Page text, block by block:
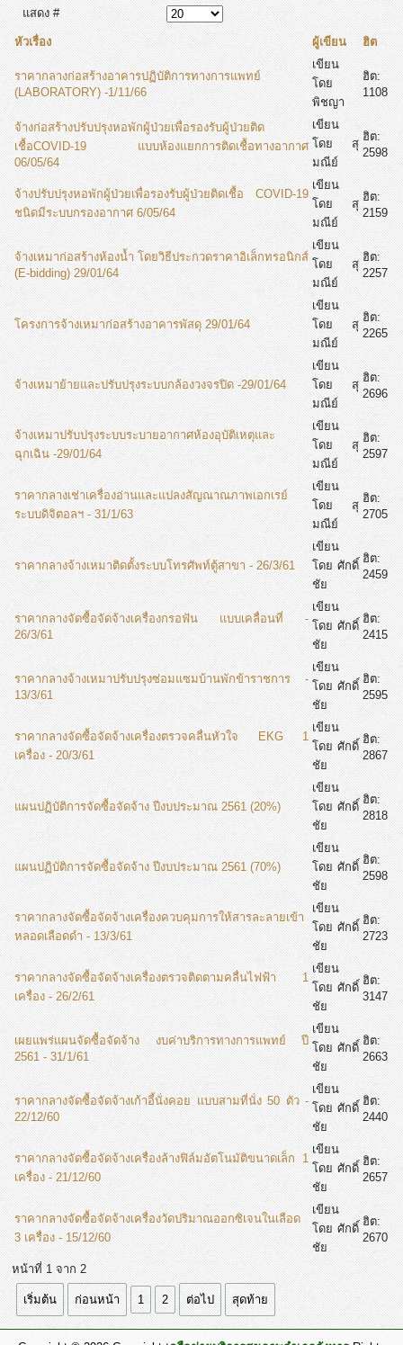
แสดง #
หัวเรื่อง ผู้เขียน ฮิต
ราคากลางก่อสร้างอาคารปฏิบัติการทางการแพทย์
(LABORATORY) -1/11/66
เขียน
โดย
พิชญา
ฮิต:
1108
จ้างก่อสร้างปรับปรุงหอพักผู้ป่วยเพื่อรองรับผู้ป่วยติด
เชื้อCOVID-19 แบบห้องแยกการติดเชื้อทางอากาศ
06/05/64
เขียน
โดย สุ
มณีย์
ฮิต:
2598
จ้างปรับปรุงหอพักผู้ป่วยเพื่อรองรับผู้ป่วยติดเชื้อ COVID-19
ชนิดมีระบบกรองอากาศ 6/05/64
เขียน
โดย สุ
มณีย์
ฮิต:
2159
จ้างเหมาก่อสร้างห้องน้ำ โดยวิธีประกวดราคาอิเล็กทรอนิกส์
(E-bidding) 29/01/64
เขียน
โดย สุ
มณีย์
ฮิต:
2257
โครงการจ้างเหมาก่อสร้างอาคารพัสดุ 29/01/64
เขียน
โดย สุ
มณีย์
ฮิต:
2265
จ้างเหมาย้ายและปรับปรุงระบบกล้องวงจรปิด -29/01/64
เขียน
โดย สุ
มณีย์
ฮิต:
2696
จ้างเหมาปรับปรุงระบบระบายอากาศห้องอุบัติเหตุและ
ฉุกเฉิน -29/01/64
เขียน
โดย สุ
มณีย์
ฮิต:
2597
ราคากลางเช่าเครื่องอ่านและแปลงสัญณาณภาพเอกเรย์
ระบบดิจิตอลฯ - 31/1/63
เขียน
โดย สุ
มณีย์
ฮิต:
2705
ราคากลางจ้างเหมาติดตั้งระบบโทรศัพท์ตู้สาขา - 26/3/61
เขียน
โดย ศักดิ์
ชัย
ฮิต:
2459
ราคากลางจัดซื้อจัดจ้างเครื่องกรอฟัน แบบเคลื่อนที่ -
26/3/61
เขียน
โดย ศักดิ์
ชัย
ฮิต:
2415
ราคากลางจ้างเหมาปรับปรุงซ่อมแซมบ้านพักข้าราชการ -
13/3/61
เขียน
โดย ศักดิ์
ชัย
ฮิต:
2595
ราคากลางจัดซื้อจัดจ้างเครื่องตรวจคลื่นหัวใจ EKG 1
เครื่อง - 20/3/61
เขียน
โดย ศักดิ์
ชัย
ฮิต:
2867
แผนปฏิบัติการจัดซื้อจัดจ้าง ปีงบประมาณ 2561 (20%)
เขียน
โดย ศักดิ์
ชัย
ฮิต:
2818
แผนปฏิบัติการจัดซื้อจัดจ้าง ปีงบประมาณ 2561 (70%)
เขียน
โดย ศักดิ์
ชัย
ฮิต:
2598
ราคากลางจัดซื้อจัดจ้างเครื่องควบคุมการให้สารละลายเข้า
หลอดเลือดดำ - 13/3/61
เขียน
โดย ศักดิ์
ชัย
ฮิต:
2723
ราคากลางจัดซื้อจัดจ้างเครื่องตรวจติดตามคลื่นไฟฟ้า 1
เครื่อง - 26/2/61
เขียน
โดย ศักดิ์
ชัย
ฮิต:
3147
เผยแพร่แผนจัดซื้อจัดจ้าง งบค่าบริการทางการแพทย์ ปี
2561 - 31/1/61
เขียน
โดย ศักดิ์
ชัย
ฮิต:
2663
ราคากลางจัดซื้อจัดจ้างเก้าอี้นั่งคอย แบบสามที่นั่ง 50 ตัว -
22/12/60
เขียน
โดย ศักดิ์
ชัย
ฮิต:
2440
ราคากลางจัดซื้อจัดจ้างเครื่องล้างฟิล์มอัตโนมัติขนาดเล็ก 1
เครื่อง - 21/12/60
เขียน
โดย ศักดิ์
ชัย
ฮิต:
2657
ราคากลางจัดซื้อจัดจ้างเครื่องวัดปริมาณออกซิเจนในเลือด
3 เครื่อง - 15/12/60
เขียน
โดย ศักดิ์
ชัย
ฮิต:
2670
หน้าที่ 1 จาก 2
เริ่มต้น ก่อนหน้า 1 2 ต่อไป สุดท้าย